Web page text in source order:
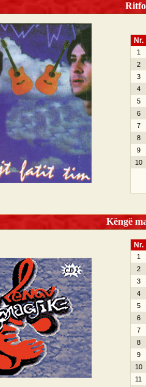
Nr.
1
2
3
4
5
6
7
8
9
10
Këngë
Nr.
1
2
3
4
5
6
7
8
9
10
11